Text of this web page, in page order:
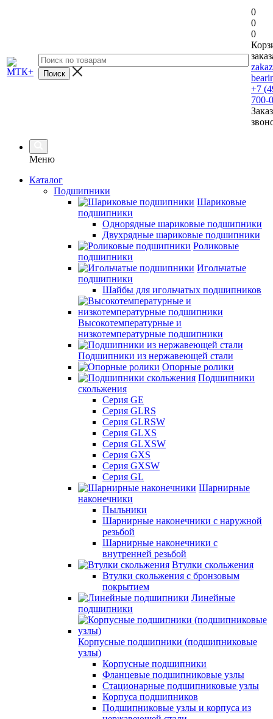
0
0
0
+7
700-
Меню
Каталог
Подшипники
Шариковые
подшипники
Однорядные шариковые подшипники
Двухрядные шариковые подшипники
Роликовые
подшипники
Игольчатые
подшипники
Шайбы для игольчатых подшипников
Высокотемпературные и
низкотемпературные подшипники
Подшипники из нержавеющей стали
Опорные ролики
Подшипники
скольжения
Серия GE
Серия GLRS
Серия GLRSW
Серия GLXS
Серия GLXSW
Серия GXS
Серия GXSW
Серия GL
Шарнирные
наконечники
Пыльники
Шарнирные наконечники с наружной
резьбой
Шарнирные наконечники с
внутренней резьбой
Втулки скольжения
Втулки скольжения с бронзовым
покрытием
Линейные
подшипники
Корпусные подшипники (подшипниковые
узлы)
Корпусные подшипники
Фланцевые подшипниковые узлы
Стационарные подшипниковые узлы
Корпуса подшипников
Подшипниковые узлы и корпуса из